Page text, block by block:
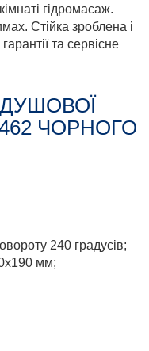
гідромасаж.
Стійка зроблена і
та сервісне
ЧОРНОГО
240 градусів;
мм;